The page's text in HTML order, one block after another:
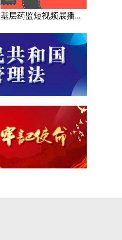
基层药监短视频展播...